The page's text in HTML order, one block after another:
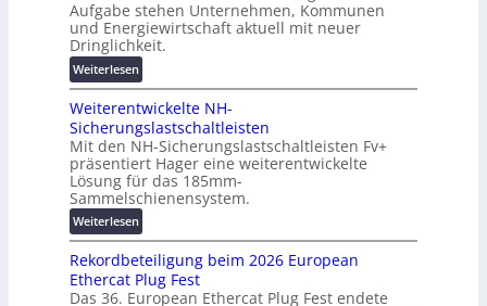
n
g
e
n
d
i
g
i
t
a
l
e
T
r
a
n
s
p
a
r
i
n
e
n
b
a
u
:
F
o
r
s
h
u
Aufgabe stehen Unternehmen, Kommunen
und Energiewirtschaft aktuell mit neuer
Dringlichkeit.
Weiterlesen:
V
o
l
t
a
-
X
2
0
2
7
w
Weiterentwickelte NH-
Sicherungslastschaltleisten
Mit den NH-Sicherungslastschaltleisten Fv+
präsentiert Hager eine weiterentwickelte
Lösung für das 185mm-
Sammelschienensystem.
Weiterlesen:
W
e
i
t
Rekordbeteiligung beim 2026 European
Ethercat Plug Fest
Das 36. European Ethercat Plug Fest endete